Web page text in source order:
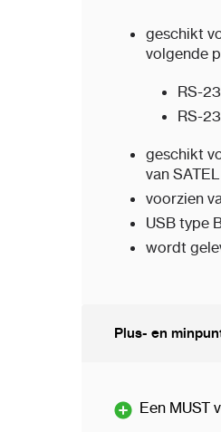
geschikt
volgende
RS-
RS-
geschikt
van SATEL
voorzien
USB type
wordt
Plus- en
Een MUST